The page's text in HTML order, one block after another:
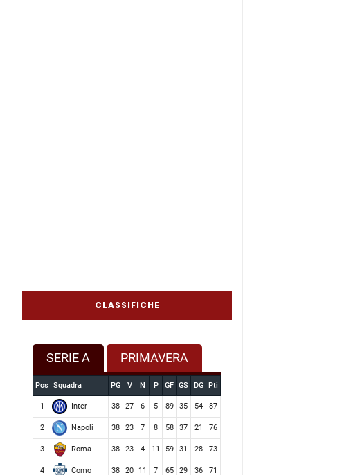
CLASSIFICHE
SERIE A PRIMAVERA
Pos Squadra PG V N P GF GS DG Pti
1 Inter 38 27 6 5 89 35 54 87
2 Napoli 38 23 7 8 58 37 21 76
3 Roma 38 23 4 11 59 31 28 73
4 Como 38 20 11 7 65 29 36 71